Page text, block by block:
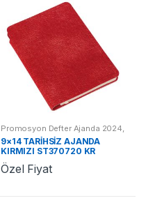
Promosyon Defter Ajanda 2024,
Promosyon 2024 Ajandalar
9×14 TARİHSİZ AJANDA
KIRMIZI ST370720 KR
Özel Fiyat